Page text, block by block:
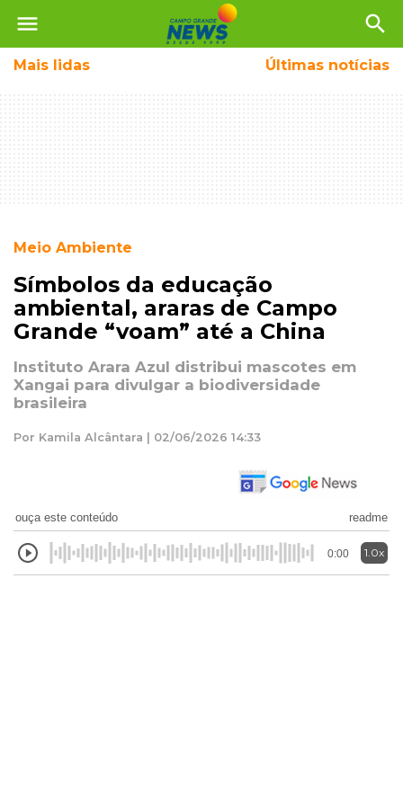
menu search
Mais lidas Últimas notícias
Meio Ambiente
Símbolos da educação
ambiental, araras de Campo
Grande “voam” até a China
Instituto Arara Azul distribui mascotes em
Xangai para divulgar a biodiversidade
brasileira
Por Kamila Alcântara | 02/06/2026 14:33
ouça este conteúdo readme
0:00 1.0x